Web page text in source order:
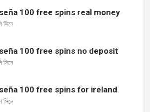
100 free spins real money
সিনে
100 free spins no deposit
সিনে
100 free spins for ireland
সিনে